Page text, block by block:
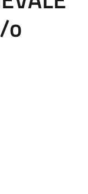
o